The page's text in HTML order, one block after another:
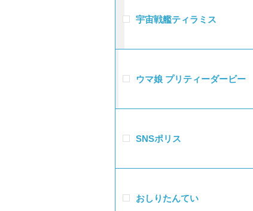
宇宙戦艦ティラミス
ウマ娘 プリティーダービー
SNSポリス
おしりたんてい